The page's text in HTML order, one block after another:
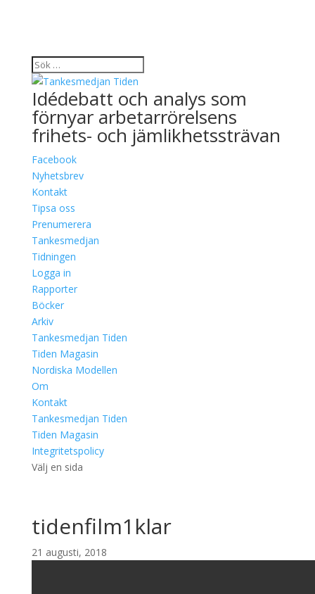
Idédebatt och analys som
förnyar arbetarrörelsens
frihets- och jämlikhetssträvan
Facebook
Nyhetsbrev
Kontakt
Tipsa oss
Prenumerera
Tankesmedjan
Tidningen
Logga in
Rapporter
Böcker
Arkiv
Tankesmedjan Tiden
Tiden Magasin
Nordiska Modellen
Om
Kontakt
Tankesmedjan Tiden
Tiden Magasin
Integritetspolicy
Välj en sida
tidenfilm1klar
21 augusti, 2018